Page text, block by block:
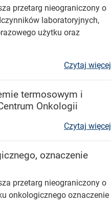
przetarg nieograniczony o
laboratoryjnych,
użytku oraz
Czytaj więcej
termosowym i
Onkologii
Czytaj więcej
oznaczenie
przetarg nieograniczony o
onkologicznego oznaczenie